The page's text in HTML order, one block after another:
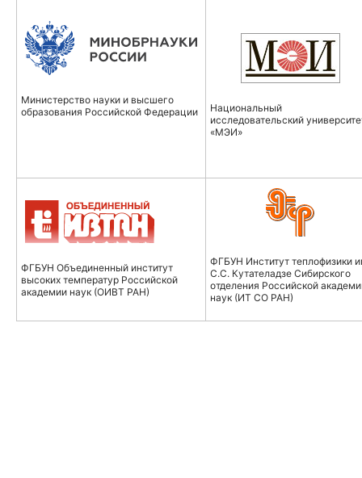
Министерство науки и высшего
образования Российской Федерации
Национальный
исследовательский
«МЭИ»
ФГБУН Объединенный институт
высоких температур Российской
академии наук (ОИВТ РАН)
​ФГБУН Институт теплофизики
С.С. Кутателадзе Сибирского
отделения Российской
наук (ИТ СО РАН)